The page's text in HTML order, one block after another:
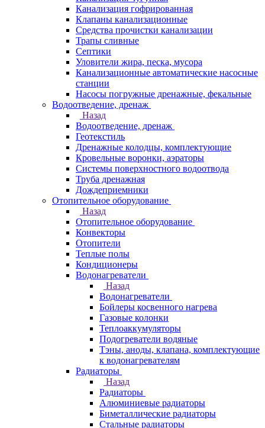
Канализация гофрированная
Клапаны канализационные
Средства прочистки канализации
Трапы сливные
Септики
Уловители жира, песка, мусора
Канализационные автоматические насосные
станции
Насосы погружные дренажные, фекальные
Водоотведение, дренаж
Назад
Водоотведение, дренаж
Геотекстиль
Дренажные колодцы, комплектующие
Кровельные воронки, аэраторы
Системы поверхностного водоотвода
Труба дренажная
Дождеприемники
Отопительное оборудование
Назад
Отопительное оборудование
Конвекторы
Отопители
Теплые полы
Кондиционеры
Водонагреватели
Назад
Водонагреватели
Бойлеры косвенного нагрева
Газовые колонки
Теплоаккумуляторы
Подогреватели водяные
Тэны, аноды, клапана, комплектующие
к водонагревателям
Радиаторы
Назад
Радиаторы
Алюминиевые радиаторы
Биметаллические радиаторы
Стальные радиаторы